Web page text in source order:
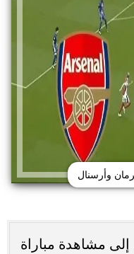
وأرسنال
إلى مشاهدة مباراة